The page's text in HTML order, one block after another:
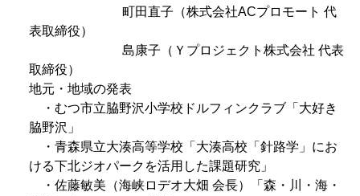
町田直子（株式会社ACプロモート 代
表取締役）
島康子（Ｙプロジェクト株式会社 代表
取締役）
地元・地域の発表
・むつ市立脇野沢小学校ドルフィンクラブ「大好き
脇野沢」
・青森県立大湊高等学校「大湊高校「針路学」にお
ける下北ジオパークを活用した課題研究」
・佐藤敏美（海峡ロデオ大畑 会長）「森・川・海・